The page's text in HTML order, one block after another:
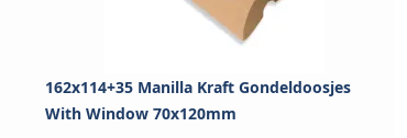
162x114+35 Manilla Kraft Gondeldoosjes
With Window 70x120mm